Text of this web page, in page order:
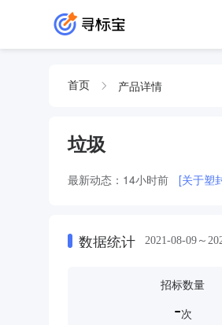
首页 产品详情
垃圾
最新动态： 14小时前 [关于塑
数据统计 2021-08-09～
招标数量
-次